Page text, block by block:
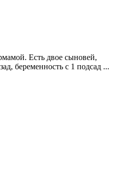
Есть двое сыновей,
беременность с 1 подсад ...